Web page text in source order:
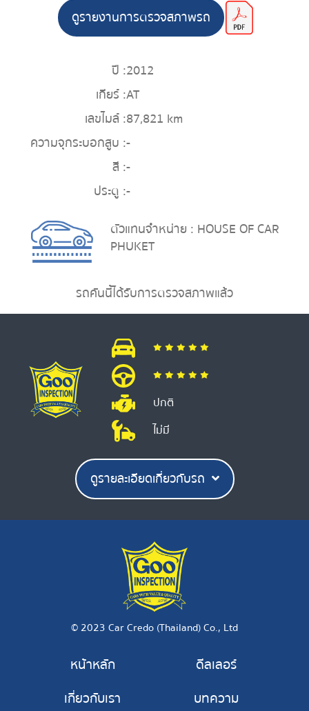
ดูรายงานการตรวจสภาพรถ
ปี :2012
เกียร์ :AT
เลขไมล์ :87,821 km
ความจุกระบอกสูบ :-
สี :-
ประตู :-
ตัวแทนจำหน่าย : HOUSE OF CAR
PHUKET
รถคันนี้ได้รับการตรวจสภาพแล้ว
ปกติ
ไม่มี
ดูรายละเอียดเกี่ยวกับรถ
© 2023 Car Credo (Thailand) Co., Ltd
หน้าหลัก
เกี่ยวกับเรา
ดีลเลอร์
บทความ